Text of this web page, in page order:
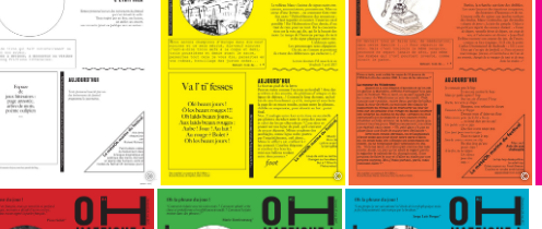
© © ©